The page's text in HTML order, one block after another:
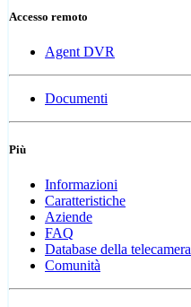
Accesso remoto
Agent DVR
Documenti
Più
Informazioni
Caratteristiche
Aziende
FAQ
Database della telecamera
Comunità